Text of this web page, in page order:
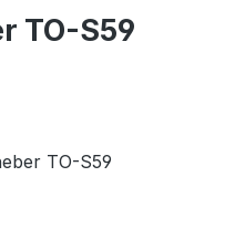
TO-S59